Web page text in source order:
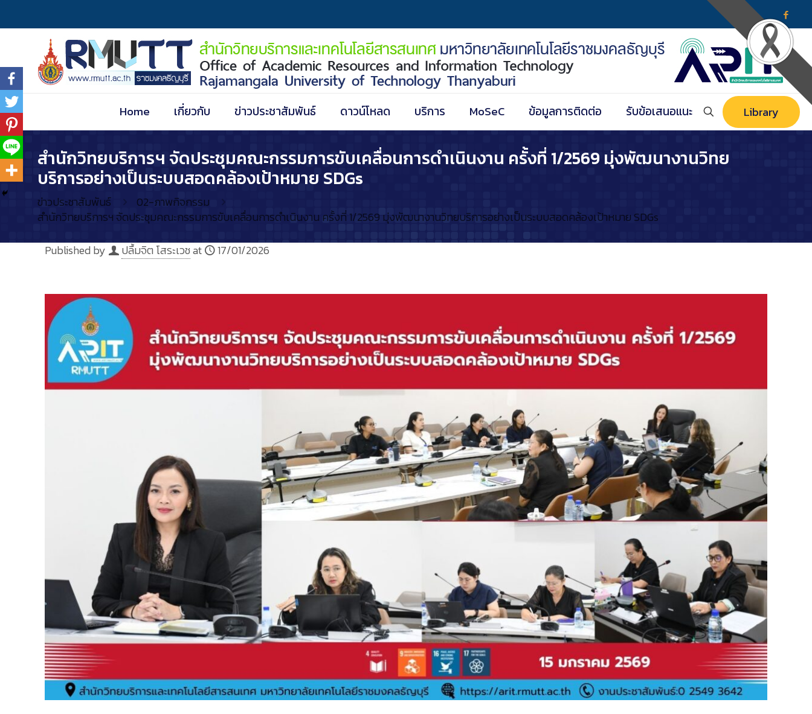
Home เกี่ยวกับ ข่าวประชาสัมพันธ์ ดาวน์โหลด บริการ MoSeC ข้อมูลการติดต่อ รับข้อเสนอแนะ Library
สำนักวิทยบริการฯ จัดประชุมคณะกรรมการขับเคลื่อนการดำเนินงาน ครั้งที่ 1/2569 มุ่งพัฒนางานวิทย
บริการอย่างเป็นระบบสอดคล้องเป้าหมาย SDGs
ข่าวประชาสัมพันธ์
02-ภาพกิจกรรม
สำนักวิทยบริการฯ จัดประชุมคณะกรรมการขับเคลื่อนการดำเนินงาน ครั้งที่ 1/2569 มุ่งพัฒนางานวิทยบริการอย่างเป็นระบบสอดคล้องเป้าหมาย SDGs
Published by ปลื้มจิต โสระเวชat 17/01/2026